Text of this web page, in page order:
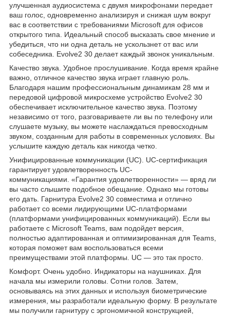
улучшенная аудиосистема с двумя микрофонами передает
ваш голос, одновременно анализируя и снижая шум вокруг
вас в соответствии с требованиями Microsoft для офисов
открытого типа. Идеальный способ высказать свое мнение и
убедиться, что ни одна деталь не ускользнет от вас или
собеседника. Evolve2 30 делает каждый звонок уникальным.
Качество звука. Удобное прослушивание. Когда время крайне
важно, отличное качество звука играет главную роль.
Благодаря нашим профессиональным динамикам 28 мм и
передовой цифровой микросхеме устройство Evolve2 30
обеспечивает исключительное качество звука. Поэтому
независимо от того, разговариваете ли вы по телефону или
слушаете музыку, вы можете наслаждаться превосходным
звуком, созданным для работы в современных условиях. Вы
услышите каждую деталь как никогда четко.
Унифицированные коммуникации (UC). UС-сертификация
гарантирует удовлетворенность UC-
коммуникациями. «Гарантия удовлетворенности» — вряд ли
вы часто слышите подобное обещание. Однако мы готовы
его дать. Гарнитура Evolve2 30 совместима и отлично
работает со всеми лидирующими UC-платформами
(платформами унифицированных коммуникаций). Если вы
работаете с Microsoft Teams, вам подойдет версия,
полностью адаптированная и оптимизированная для Teams,
которая поможет вам воспользоваться всеми
преимуществами этой платформы. UC — это так просто.
Комфорт. Очень удобно. Индикаторы на наушниках. Для
начала мы измерили головы. Сотни голов. Затем,
основываясь на этих данных и используя биометрические
измерения, мы разработали идеальную форму. В результате
мы получили гарнитуру с эргономичной конструкцией,